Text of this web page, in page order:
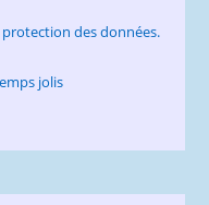
protection des données.
jolis